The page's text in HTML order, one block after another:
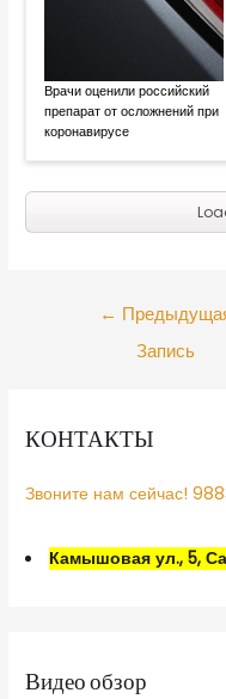
Врачи оценили российский
препарат от осложнений при
коронавирусе
←
Запись
КОНТАКТЫ
Звоните нам сейчас!
Камышовая ул., 5,
Видео обзор